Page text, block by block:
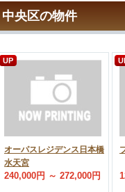
中央区の物件
UP
オーパスレジデンス日本橋
水天宮
240,000円 ～ 272,000円